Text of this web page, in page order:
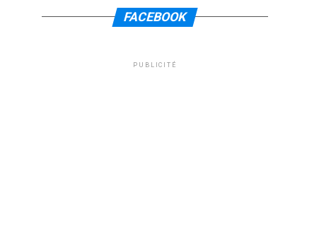
FACEBOOK
PUBLICITÉ